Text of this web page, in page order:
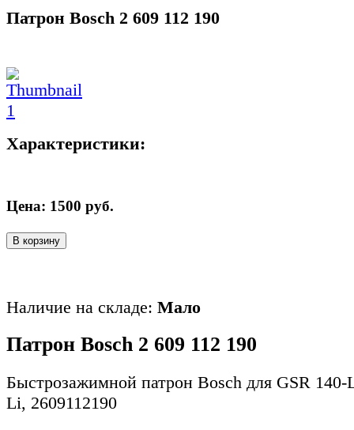
Патрон Bosch 2 609 112 190
Характеристики:
Цена: 1500 руб.
В корзину
Наличие на складе: Мало
Патрон Bosch 2 609 112 190
Быстрозажимной патрон Bosch для GSR 140-
Li, 2609112190